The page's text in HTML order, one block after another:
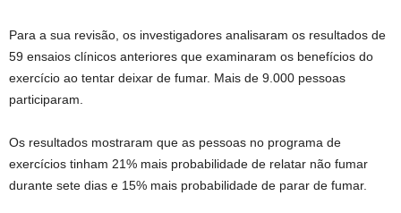
Para a sua revisão, os investigadores analisaram os resultados de
59 ensaios clínicos anteriores que examinaram os benefícios do
exercício ao tentar deixar de fumar. Mais de 9.000 pessoas
participaram.
Os resultados mostraram que as pessoas no programa de
exercícios tinham 21% mais probabilidade de relatar não fumar
durante sete dias e 15% mais probabilidade de parar de fumar.